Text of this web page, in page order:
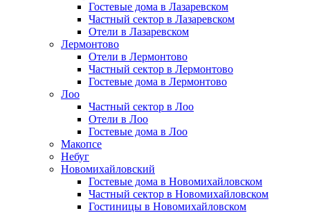
Гостевые дома в Лазаревском
Частный сектор в Лазаревском
Отели в Лазаревском
Лермонтово
Отели в Лермонтово
Частный сектор в Лермонтово
Гостевые дома в Лермонтово
Лоо
Частный сектор в Лоо
Отели в Лоо
Гостевые дома в Лоо
Макопсе
Небуг
Новомихайловский
Гостевые дома в Новомихайловском
Частный сектор в Новомихайловском
Гостиницы в Новомихайловском